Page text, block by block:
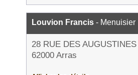
Louvion Francis - Menuisier
28 RUE DES AUGUSTINES
62000 Arras